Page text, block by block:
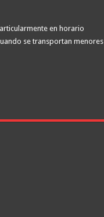
en horario
se transportan menores